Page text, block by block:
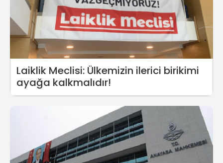
Laiklik Meclisi: Ülkemizin ilerici birikimi
ayağa kalkmalıdır!